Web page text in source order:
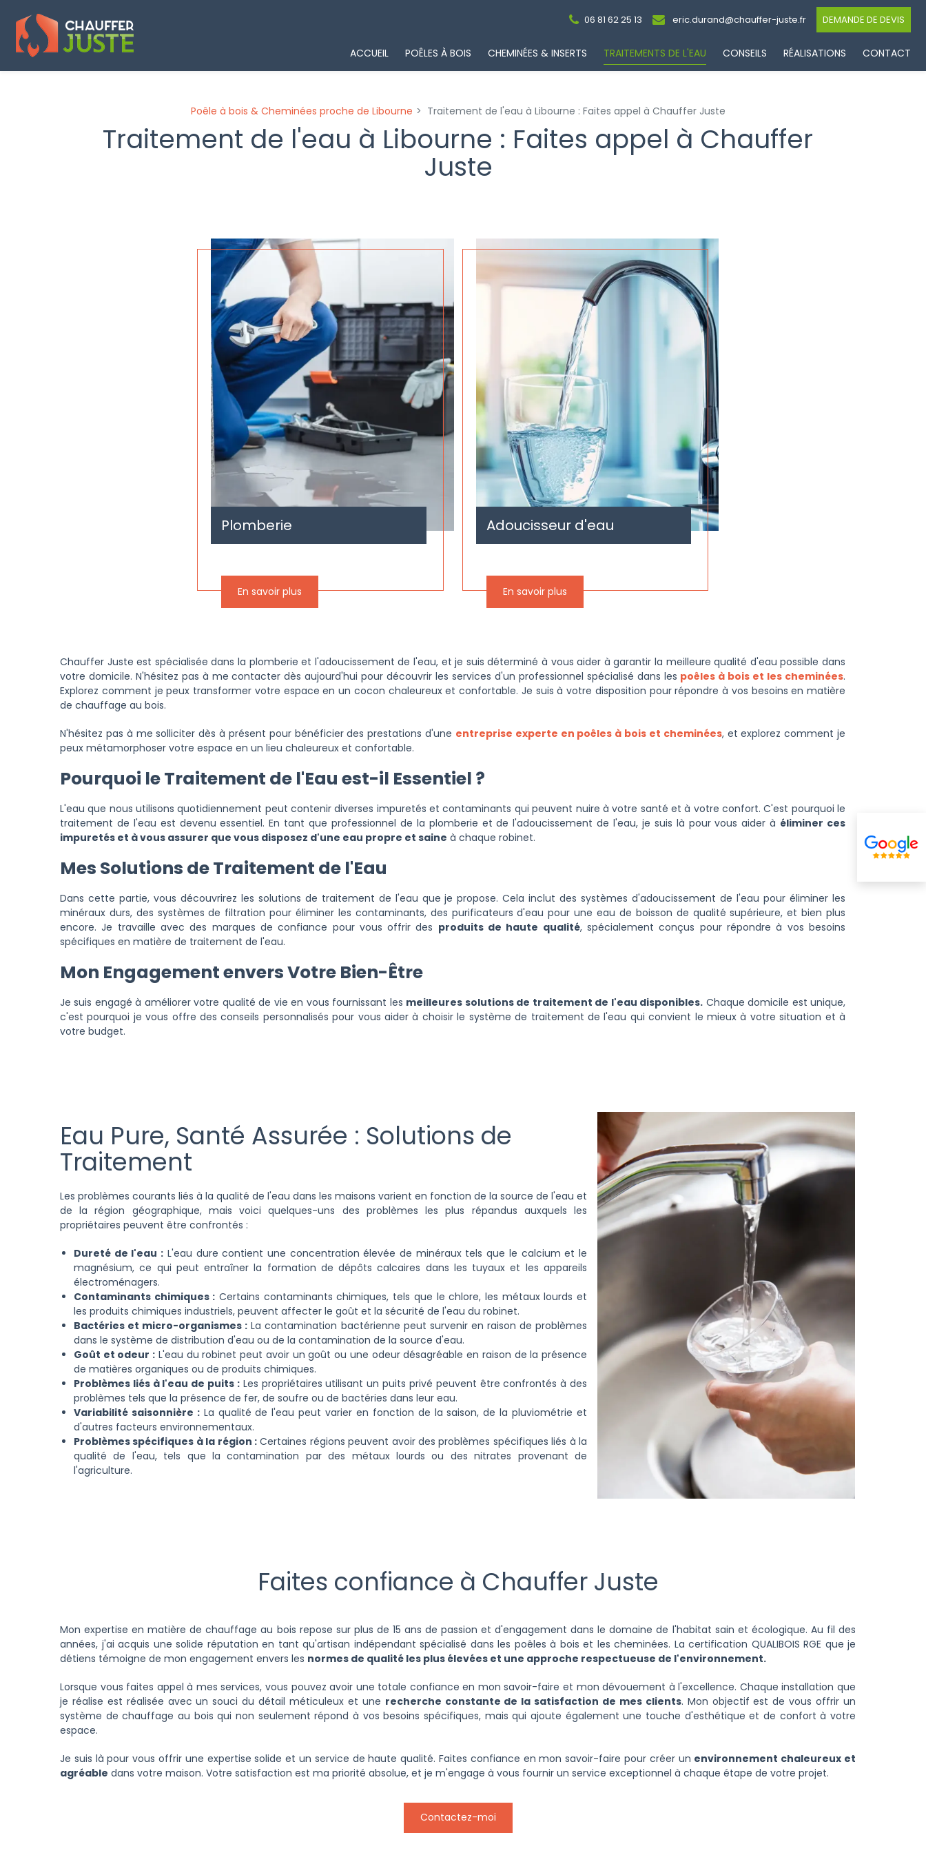
06 81 62 25 13 eric.durand@chauffer-juste.fr DEMANDE DE DEVIS
ACCUEIL POÊLES À BOIS CHEMINÉES & INSERTS TRAITEMENTS DE L'EAU CONSEILS RÉALISATIONS CONTACT
Poêle à bois & Cheminées proche de Libourne Traitement de l'eau à Libourne : Faites appel à Chauffer Juste
Traitement de l'eau à Libourne : Faites appel à Chauffer
Juste
Chauffer Juste est spécialisée dans la plomberie et l'adoucissement de l'eau, et je suis déterminé à vous aider à garantir la meilleure qualité d'eau possible dans
votre domicile. N'hésitez pas à me contacter dès aujourd'hui pour découvrir les services d'un professionnel spécialisé dans les poêles à bois et les cheminées.
Explorez comment je peux transformer votre espace en un cocon chaleureux et confortable. Je suis à votre disposition pour répondre à vos besoins en matière
de chauffage au bois.
N'hésitez pas à me solliciter dès à présent pour bénéficier des prestations d'une entreprise experte en poêles à bois et cheminées, et explorez comment je
peux métamorphoser votre espace en un lieu chaleureux et confortable.
Pourquoi le Traitement de l'Eau est-il Essentiel ?
L'eau que nous utilisons quotidiennement peut contenir diverses impuretés et contaminants qui peuvent nuire à votre santé et à votre confort. C'est pourquoi le
traitement de l'eau est devenu essentiel. En tant que professionnel de la plomberie et de l'adoucissement de l'eau, je suis là pour vous aider à éliminer ces
impuretés et à vous assurer que vous disposez d'une eau propre et saine à chaque robinet.
Mes Solutions de Traitement de l'Eau
Dans cette partie, vous découvrirez les solutions de traitement de l'eau que je propose. Cela inclut des systèmes d'adoucissement de l'eau pour éliminer les
minéraux durs, des systèmes de filtration pour éliminer les contaminants, des purificateurs d'eau pour une eau de boisson de qualité supérieure, et bien plus
encore. Je travaille avec des marques de confiance pour vous offrir des produits de haute qualité, spécialement conçus pour répondre à vos besoins
spécifiques en matière de traitement de l'eau.
Mon Engagement envers Votre Bien-Être
Je suis engagé à améliorer votre qualité de vie en vous fournissant les meilleures solutions de traitement de l'eau disponibles. Chaque domicile est unique,
c'est pourquoi je vous offre des conseils personnalisés pour vous aider à choisir le système de traitement de l'eau qui convient le mieux à votre situation et à
votre budget.
Plomberie
En savoir plus
Adoucisseur d'eau
En savoir plus
Eau Pure, Santé Assurée : Solutions de
Traitement
Les problèmes courants liés à la qualité de l'eau dans les maisons varient en fonction de la source de l'eau et
de la région géographique, mais voici quelques-uns des problèmes les plus répandus auxquels les
propriétaires peuvent être confrontés :
Dureté de l'eau : L'eau dure contient une concentration élevée de minéraux tels que le calcium et le
magnésium, ce qui peut entraîner la formation de dépôts calcaires dans les tuyaux et les appareils
électroménagers.
Contaminants chimiques : Certains contaminants chimiques, tels que le chlore, les métaux lourds et
les produits chimiques industriels, peuvent affecter le goût et la sécurité de l'eau du robinet.
Bactéries et micro-organismes : La contamination bactérienne peut survenir en raison de problèmes
dans le système de distribution d'eau ou de la contamination de la source d'eau.
Goût et odeur : L'eau du robinet peut avoir un goût ou une odeur désagréable en raison de la présence
de matières organiques ou de produits chimiques.
Problèmes liés à l'eau de puits :Les propriétaires utilisant un puits privé peuvent être confrontés à des
problèmes tels que la présence de fer, de soufre ou de bactéries dans leur eau.
Variabilité saisonnière :La qualité de l'eau peut varier en fonction de la saison, de la pluviométrie et
d'autres facteurs environnementaux.
Problèmes spécifiques à la région : Certaines régions peuvent avoir des problèmes spécifiques liés à la
qualité de l'eau, tels que la contamination par des métaux lourds ou des nitrates provenant de
l'agriculture.
Faites confiance à Chauffer Juste
Mon expertise en matière de chauffage au bois repose sur plus de 15 ans de passion et d'engagement dans le domaine de l'habitat sain et écologique. Au fil des
années, j'ai acquis une solide réputation en tant qu'artisan indépendant spécialisé dans les poêles à bois et les cheminées. La certification QUALIBOIS RGE que je
détiens témoigne de mon engagement envers les normes de qualité les plus élevées et une approche respectueuse de l'environnement.
Lorsque vous faites appel à mes services, vous pouvez avoir une totale confiance en mon savoir-faire et mon dévouement à l'excellence. Chaque installation que
je réalise est réalisée avec un souci du détail méticuleux et une recherche constante de la satisfaction de mes clients. Mon objectif est de vous offrir un
système de chauffage au bois qui non seulement répond à vos besoins spécifiques, mais qui ajoute également une touche d'esthétique et de confort à votre
espace.
Je suis là pour vous offrir une expertise solide et un service de haute qualité. Faites confiance en mon savoir-faire pour créer un environnement chaleureux et
agréable dans votre maison. Votre satisfaction est ma priorité absolue, et je m'engage à vous fournir un service exceptionnel à chaque étape de votre projet.
Contactez-moi